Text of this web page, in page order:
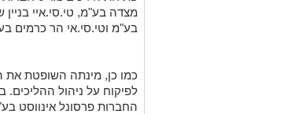
מצדה בע"מ, טי.סי.איי
בע"מ וטי.סי.אי הר כרמים
כמו כן, מינתה השופטת את
לפיקוח על ניהול ההליכים.
החברות פרסונל אינווסט